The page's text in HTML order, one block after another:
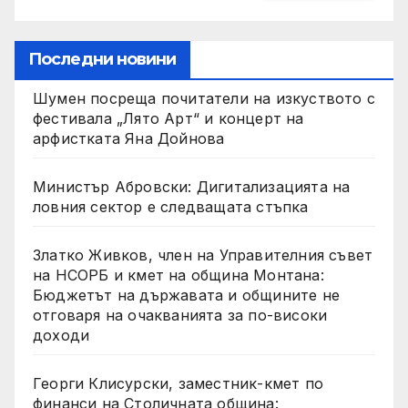
Последни новини
Шумен посреща почитатели на изкуството с
фестивала „Лято Арт“ и концерт на
арфистката Яна Дойнова
Министър Абровски: Дигитализацията на
ловния сектор е следващата стъпка
Златко Живков, член на Управителния съвет
на НСОРБ и кмет на община Монтана:
Бюджетът на държавата и общините не
отговаря на очакванията за по-високи
доходи
Георги Клисурски, заместник-кмет по
финанси на Столичната община: